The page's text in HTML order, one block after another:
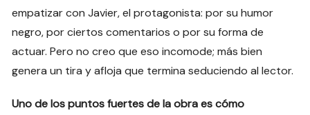
empatizar con Javier, el protagonista: por su humor
negro, por ciertos comentarios o por su forma de
actuar. Pero no creo que eso incomode; más bien
genera un tira y afloja que termina seduciendo al lector.
Uno de los puntos fuertes de la obra es cómo